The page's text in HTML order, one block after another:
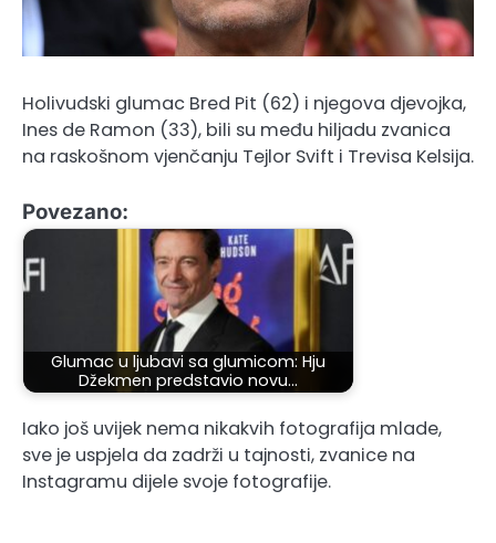
Holivudski glumac Bred Pit (62) i njegova djevojka,
Ines de Ramon (33), bili su među hiljadu zvanica
na raskošnom vjenčanju Tejlor Svift i Trevisa Kelsija.
Povezano:
Glumac u ljubavi sa glumicom: Hju
Džekmen predstavio novu…
Iako još uvijek nema nikakvih fotografija mlade,
sve je uspjela da zadrži u tajnosti, zvanice na
Instagramu dijele svoje fotografije.